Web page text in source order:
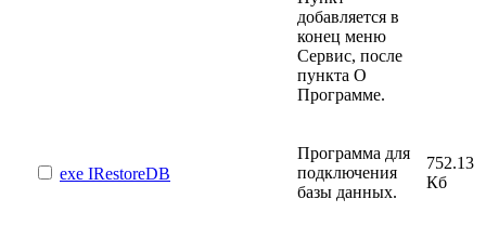
добавляется в
конец меню
Сервис, после
пункта О
Программе.
exe IRestoreDB
Программа для
подключения
базы данных.
752.13
Кб